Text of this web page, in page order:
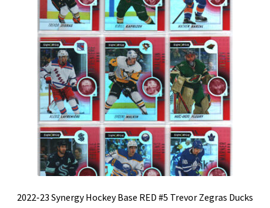
2022-23 Synergy Hockey Base RED #5 Trevor Zegras Ducks